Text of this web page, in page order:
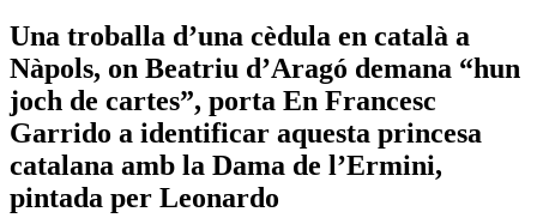
Una troballa d’una cèdula en català a
Nàpols, on Beatriu d’Aragó demana “hun
joch de cartes”, porta En Francesc
Garrido a identificar aquesta princesa
catalana amb la Dama de l’Ermini,
pintada per Leonardo